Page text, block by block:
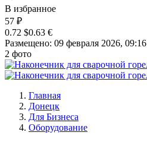
В избранное
57 ₽
0.72 $0.63 €
Размещено: 09 февраля 2026, 09:16
2 фото
Главная
Донецк
Для Бизнеса
Оборудование